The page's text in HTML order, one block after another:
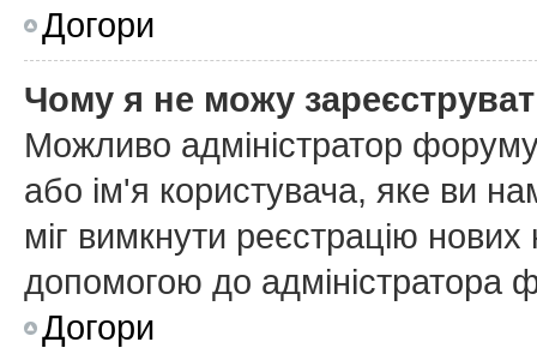
Догори
Чому я не можу
Можливо адміністратор
або ім'я користувача, яке ви
міг вимкнути реєстрацію нових
допомогою до адміністратора
Догори